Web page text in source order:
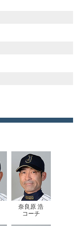
奈良原 浩
コーチ